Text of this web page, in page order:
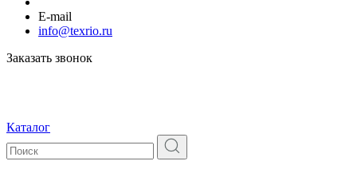
E-mail
info@texrio.ru
Заказать звонок
Каталог